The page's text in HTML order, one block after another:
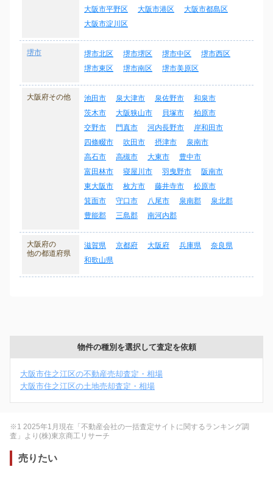
大阪市平野区
大阪市港区
大阪市都島区
大阪市淀川区
堺市 堺市北区 堺市堺区 堺市中区
堺市西区
堺市東区
堺市南区 堺市美原区
大阪府その他 池田市 泉大津市 泉佐野市
和泉市
茨木市
大阪狭山市 貝塚市
柏原市
交野市
門真市 河内長野市
岸和田市
四條畷市
吹田市 摂津市
泉南市
高石市
高槻市 大東市
豊中市
富田林市
寝屋川市 羽曳野市
阪南市
東大阪市
枚方市 藤井寺市
松原市
箕面市
守口市 八尾市 泉南郡
泉北郡
豊能郡
三島郡 南河内郡
大阪府の
他の都道府県
滋賀県 京都府 大阪府 兵庫県
奈良県
和歌山県
物件の種別を選択して査定を依頼
大阪市住之江区の不動産売却査定・相場
大阪市住之江区の土地売却査定・相場
※1 2025年1月現在「不動産会社の一括査定サイトに関するランキング調
査」より(株)東京商工リサーチ
売りたい